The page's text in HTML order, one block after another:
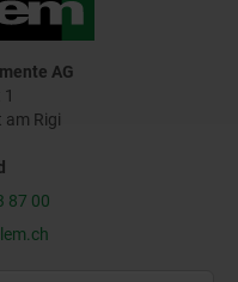
AG
am Rigi
87 00